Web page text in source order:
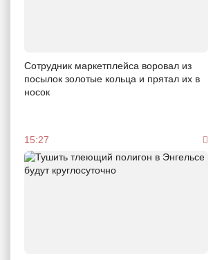
Сотрудник маркетплейса воровал из
посылок золотые кольца и прятал их в
носок
15:27